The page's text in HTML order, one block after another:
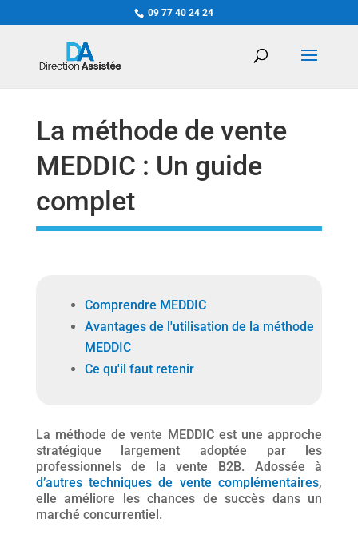
09 77 40 24 24
La méthode de vente
MEDDIC : Un guide
complet
Comprendre MEDDIC
Avantages de l'utilisation de la méthode
MEDDIC
Ce qu'il faut retenir
La méthode de vente MEDDIC est une approche
stratégique largement adoptée par les
professionnels de la vente B2B. Adossée à
d’autres techniques de vente complémentaires,
elle améliore les chances de succès dans un
marché concurrentiel.